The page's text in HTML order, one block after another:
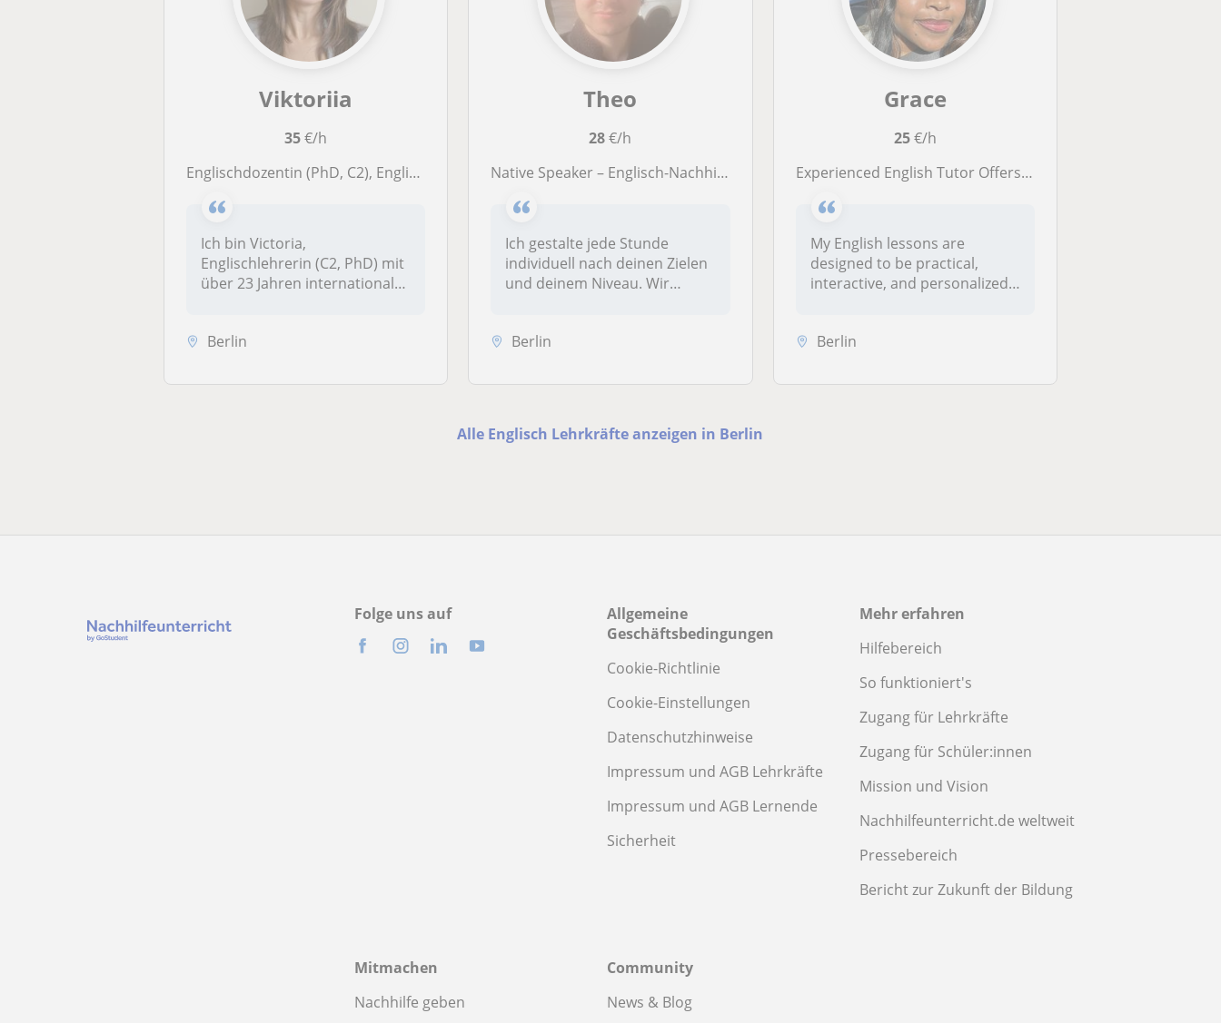
Viktoriia
35€/h
Englischdozentin (PhD, C2), Englischtraining, Business English, Academic English
Ich bin Victoria,
Englischlehrerin (C2, PhD) mit
über 23 Jahren internationaler
Berlin
Theo
28€/h
Native Speaker – Englisch-Nachhilfe für Business, Prüfungen & Alltag
Ich gestalte jede Stunde
individuell nach deinen Zielen
und deinem Niveau. Wir
Berlin
Grace
25€/h
Experienced English Tutor Offers Engaging Lessons for Children and Adults
My English lessons are
designed to be practical,
interactive, and personalized
Berlin
Alle Englisch Lehrkräfte anzeigen in Berlin
Folge uns auf
Allgemeine
Geschäftsbedingungen
Cookie-Richtlinie
Cookie-Einstellungen
Datenschutzhinweise
Impressum und AGB Lehrkräfte
Impressum und AGB Lernende
Sicherheit
Mehr erfahren
Hilfebereich
So funktioniert's
Zugang für Lehrkräfte
Zugang für Schüler:innen
Mission und Vision
Nachhilfeunterricht.de weltweit
Pressebereich
Bericht zur Zukunft der Bildung
Mitmachen
Nachhilfe geben
Community
News & Blog